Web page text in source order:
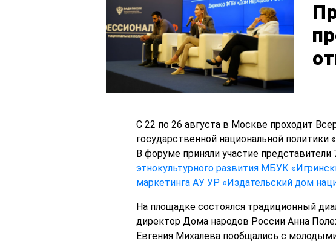
С 22 по 26 августа в Москве проходит
государственной национальной
В форуме приняли участие
этнокультурного развития МБУК
маркетинга АУ УР «Издательский дом
На площадке состоялся традиционный
директор Дома народов России Анна
Евгения Михалева пообщались с